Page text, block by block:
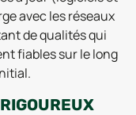
avec les réseaux
de qualités qui
fiables sur le long